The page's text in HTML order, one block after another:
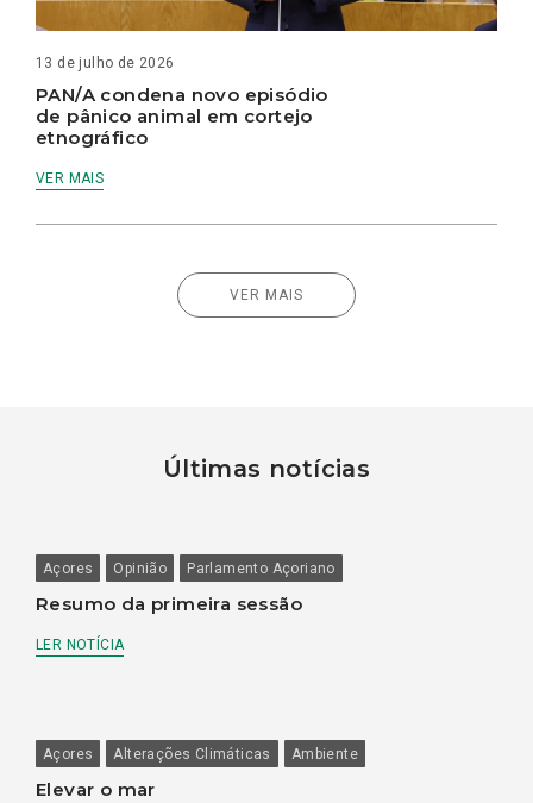
13 de julho de 2026
PAN/A condena novo episódio
de pânico animal em cortejo
etnográfico
VER MAIS
VER MAIS
Últimas notícias
Açores Opinião Parlamento Açoriano
Resumo da primeira sessão
LER NOTÍCIA
Açores Alterações Climáticas Ambiente
Elevar o mar